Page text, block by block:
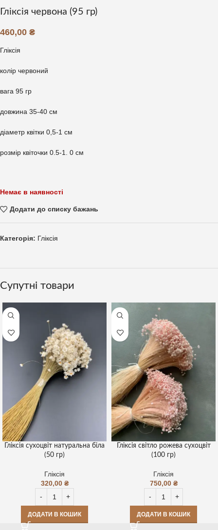
Гліксія червона (95 гр)
460,00 ₴
Гліксія
колір червоний
вага 95 гр
довжина 35-40 см
діаметр квітки 0,5-1 см
розмір квіточки 0.5-1. 0 см
Немає в наявності
Додати до списку бажань
Категорія: Гліксія
Супутні товари
Гліксія сухоцвіт натуральна біла
(50 гр)
Гліксія
320,00 ₴
ДОДАТИ В КОШИК
Гліксія світло рожева сухоцвіт
(100 гр)
Гліксія
750,00 ₴
ДОДАТИ В КОШИК